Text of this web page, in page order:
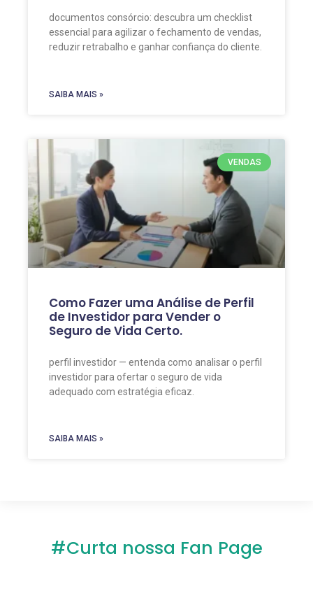
documentos consórcio: descubra um checklist
essencial para agilizar o fechamento de vendas,
reduzir retrabalho e ganhar confiança do cliente.
SAIBA MAIS »
VENDAS
Como Fazer uma Análise de Perfil
de Investidor para Vender o
Seguro de Vida Certo.
perfil investidor — entenda como analisar o perfil
investidor para ofertar o seguro de vida
adequado com estratégia eficaz.
SAIBA MAIS »
#Curta nossa Fan Page